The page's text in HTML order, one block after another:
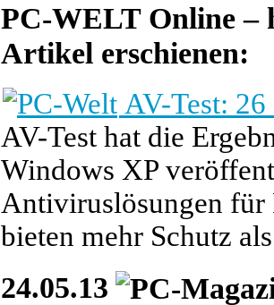
PC-WELT Online –
Artikel erschienen:
AV-Test:
AV-Test hat die
Windows XP
Antiviruslösungen für
bieten mehr Schutz
24.05.13